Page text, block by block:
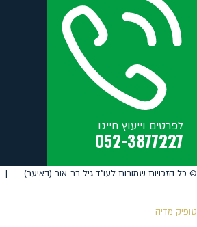
לפרטים וייעוץ חייגו
052-3877227
©️ כל הזכויות שמורות לעו"ד גיל בר-אור (באיער) |
טופיק מדיה